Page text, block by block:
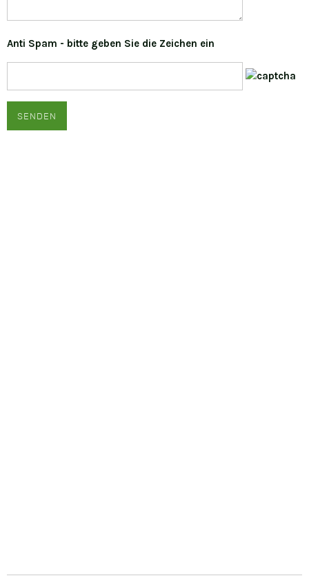
Anti Spam - bitte geben Sie die Zeichen ein